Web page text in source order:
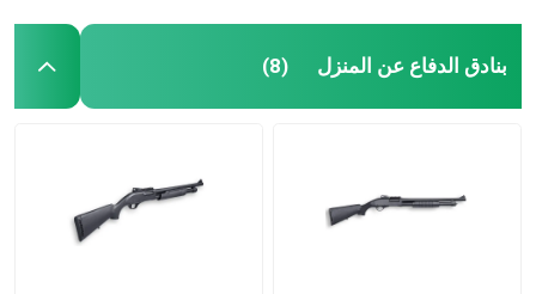
بنادق الدفاع عن المنزل (8)